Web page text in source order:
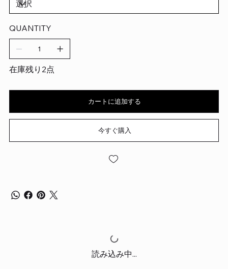
QUANTITY
在庫残り2点
カートに追加する
今すぐ購入
読み込み中...